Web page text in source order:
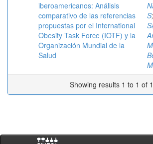
iberoamericanos: Análisis
comparativo de las referencias
propuestas por el International
Obesity Task Force (IOTF) y la
Organización Mundial de la
Salud
S;
Showing results 1 to 1 of 1